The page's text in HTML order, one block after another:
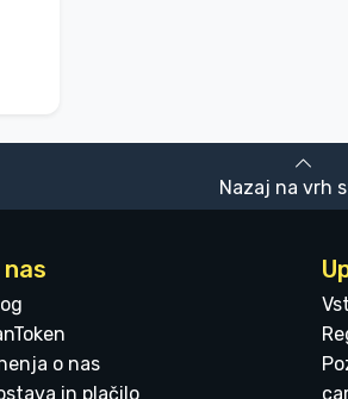
Nazaj na vrh
nas
o nas
in plačilo